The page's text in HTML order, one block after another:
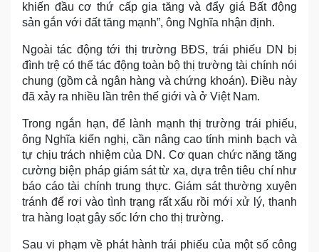
khiến đầu cơ thứ cấp gia tăng và đẩy giá Bất động
sản gắn với đất tăng mạnh”, ông Nghĩa nhận định.
Ngoài tác động tới thị trường BĐS, trái phiếu DN bị
đình trệ có thể tác động toàn bộ thị trường tài chính nói
chung (gồm cả ngân hàng và chứng khoán). Điều này
đã xảy ra nhiều lần trên thế giới và ở Việt Nam.
Trong ngắn hạn, để lành mạnh thị trường trái phiếu,
ông Nghĩa kiến nghị, cần nâng cao tính minh bạch và
tự chịu trách nhiệm của DN. Cơ quan chức năng tăng
cường biện pháp giám sát từ xa, dựa trên tiêu chí như
báo cáo tài chính trung thực. Giám sát thường xuyên
tránh để rơi vào tình trạng rất xấu rồi mới xử lý, thanh
tra hàng loạt gây sốc lớn cho thị trường.
Sau vi phạm về phát hành trái phiếu của một số công